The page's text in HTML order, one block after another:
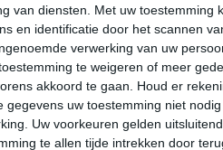
van diensten.
Met uw toestemming
en identificatie door het scannen
verwerking van uw
te weigeren of meer
akkoord te gaan.
Houd er
gegevens uw toestemming niet
Uw voorkeuren gelden
te allen tijde intrekken door
15:00